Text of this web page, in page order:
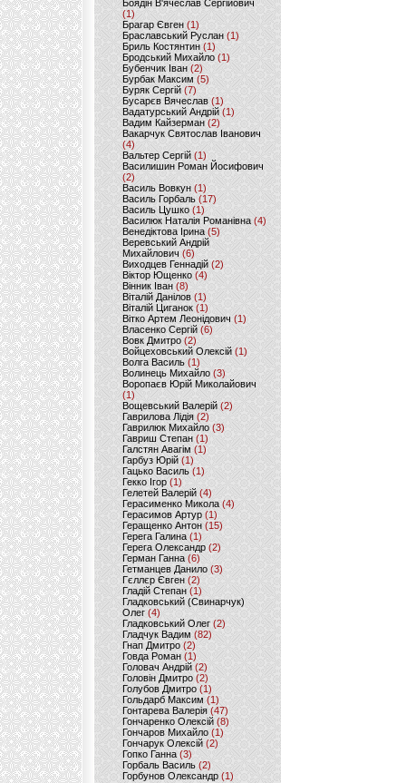
Боядін В'ячеслав Сергійович
(1)
Брагар Євген (1)
Браславський Руслан (1)
Бриль Костянтин (1)
Бродський Михайло (1)
Бубенчик Іван(2)
Бурбак Максим (5)
Буряк Сергій (7)
Бусарєв Вячеслав (1)
Вадатурський Андрій (1)
Вадим Кайзерман (2)
Вакарчук Святослав Іванович
(4)
Вальтер Сергій (1)
Василишин Роман Йосифович
(2)
Василь Вовкун (1)
Василь Горбаль (17)
Василь Цушко (1)
Василюк Наталія Романівна (4)
Венедіктова Ірина(5)
Веревський Андрій
Михайлович (6)
Виходцев Геннадій (2)
Віктор Ющенко (4)
Вінник Іван (8)
Віталій Данілов (1)
Віталій Циганок (1)
Вітко Артем Леонідович(1)
Власенко Сергій (6)
Вовк Дмитро(2)
Войцеховський Олексій(1)
Волга Василь (1)
Волинець Михайло (3)
Воропаєв Юрій Миколайович
(1)
Вощевський Валерій(2)
Гаврилова Лідія (2)
Гаврилюк Михайло (3)
Гавриш Степан (1)
Галстян Авагім (1)
Гарбуз Юрій (1)
Гацько Василь (1)
Гекко Ігор(1)
Гелетей Валерій (4)
Герасименко Микола (4)
Герасимов Артур (1)
Геращенко Антон(15)
Герега Галина (1)
Герега Олександр (2)
Герман Ганна (6)
Гетманцев Данило (3)
Гєллєр Євген (2)
Гладій Степан(1)
Гладковський (Свинарчук)
Олег (4)
Гладковський Олег (2)
Гладчук Вадим (82)
Гнап Дмитро (2)
Говда Роман(1)
Головач Андрій (2)
Головін Дмитро (2)
Голубов Дмитро (1)
Гольдарб Максим(1)
Гонтарева Валерія (47)
Гончаренко Олексій(8)
Гончаров Михайло (1)
Гончарук Олексій (2)
Гопко Ганна (3)
Горбаль Василь (2)
Горбунов Олександр (1)